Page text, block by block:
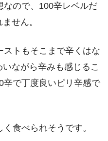
なので、100辛レベルだ
せん。
ストもそこまで辛くはな
ながら辛みも感じるこ
辛で丁度良いピリ辛感で
食べられそうです。